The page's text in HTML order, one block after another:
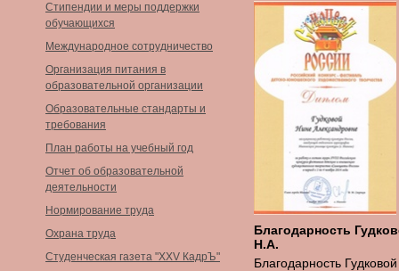
Стипендии и меры поддержки
обучающихся
Международное сотрудничество
Организация питания в
образовательной организации
Образовательные стандарты и
требования
План работы на учебный год
Отчет об образовательной
деятельности
Нормирование труда
Охрана труда
Студенческая газета "XXV КадрЪ"
Благодарность
Н.А.
Благодарность